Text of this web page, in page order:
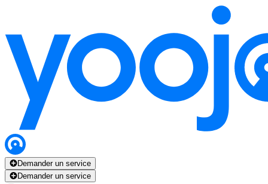
Demander un service
Demander un service